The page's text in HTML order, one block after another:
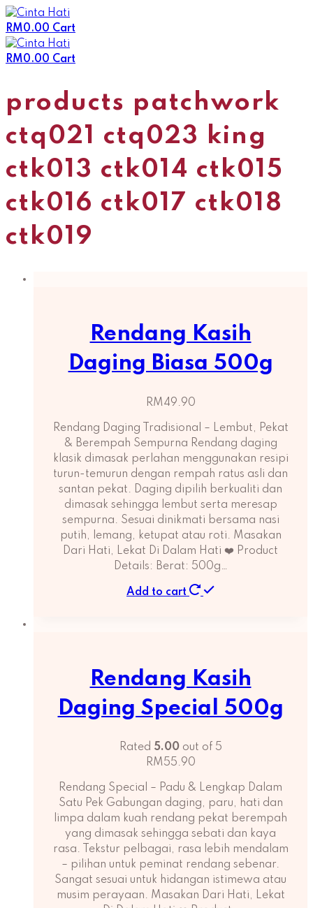
Skip
to
content
RM0.00 Cart
RM0.00 Cart
products patchwork
ctq021 ctq023 king
ctk013 ctk014 ctk015
ctk016 ctk017 ctk018
ctk019
Rendang Kasih
Daging Biasa 500g
RM49.90
Rendang Daging Tradisional – Lembut, Pekat
& Berempah Sempurna Rendang daging
klasik dimasak perlahan menggunakan resipi
turun-temurun dengan rempah ratus asli dan
santan pekat. Daging dipilih berkualiti dan
dimasak sehingga lembut serta meresap
sempurna. Sesuai dinikmati bersama nasi
putih, lemang, ketupat atau roti. Masakan
Dari Hati, Lekat Di Dalam Hati ❤️ Product
Details: Berat: 500g…
Add to cart
Rendang Kasih
Daging Special 500g
Rated 5.00out of 5
RM55.90
Rendang Special – Padu & Lengkap Dalam
Satu Pek Gabungan daging, paru, hati dan
limpa dalam kuah rendang pekat berempah
yang dimasak sehingga sebati dan kaya
rasa. Tekstur pelbagai, rasa lebih mendalam
– pilihan untuk peminat rendang sebenar.
Sangat sesuai untuk hidangan istimewa atau
musim perayaan. Masakan Dari Hati, Lekat